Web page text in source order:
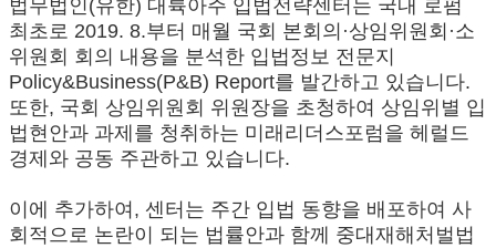
법무법인(유한) 대륙아주 입법전략센터는 국내 로펌
최초로 2019. 8.부터 매월 국회 본회의·상임위원회·소
위원회 회의 내용을 분석한 입법정보 전문지
Policy&Business(P&B) Report를 발간하고 있습니다.
또한, 국회 상임위원회 위원장을 초청하여 상임위별 입
법현안과 과제를 청취하는 미래리더스포럼을 헤럴드
경제와 공동 주관하고 있습니다.
이에 추가하여, 센터는 주간 입법 동향을 배포하여 사
회적으로 논란이 되는 법률안과 함께 중대재해처벌법